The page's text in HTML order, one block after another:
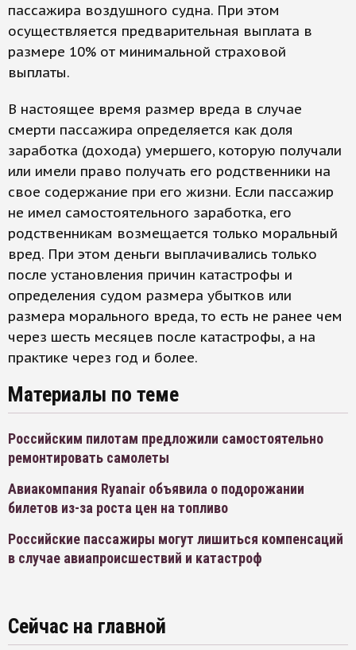
пассажира воздушного судна. При этом
осуществляется предварительная выплата в
размере 10% от минимальной страховой
выплаты.
В настоящее время размер вреда в случае
смерти пассажира определяется как доля
заработка (дохода) умершего, которую получали
или имели право получать его родственники на
свое содержание при его жизни. Если пассажир
не имел самостоятельного заработка, его
родственникам возмещается только моральный
вред. При этом деньги выплачивались только
после установления причин катастрофы и
определения судом размера убытков или
размера морального вреда, то есть не ранее чем
через шесть месяцев после катастрофы, а на
практике через год и более.
Материалы по теме
Российским пилотам предложили самостоятельно
ремонтировать самолеты
Авиакомпания Ryanair объявила о подорожании
билетов из-за роста цен на топливо
Российские пассажиры могут лишиться компенсаций
в случае авиапроисшествий и катастроф
Сейчас на главной